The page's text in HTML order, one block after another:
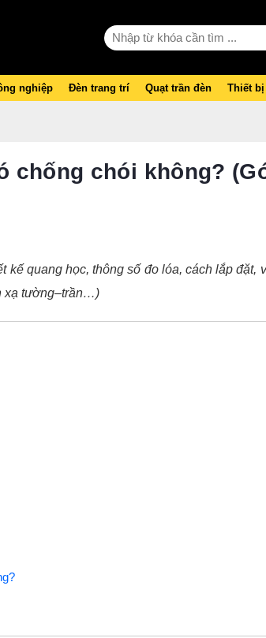
nghiệp Đèn trang trí Quạt trần đèn Thiết
chống chói không?
kế quang học, thông số đo lóa, cách lắp đặt,
xạ tường–trần…)